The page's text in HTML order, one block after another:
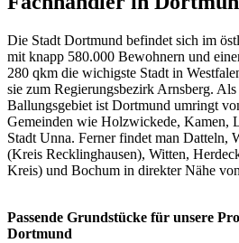
Die Stadt Dortmund befindet sich im
mit knapp 580.000 Bewohnern und
280 qkm die wichigste Stadt in
sie zum Regierungsbezirk Arnsberg.
Ballungsgebiet ist Dortmund umringt
Gemeinden wie Holzwickede, Kamen,
Stadt Unna. Ferner findet man Datteln,
(Kreis Recklinghausen), Witten,
Kreis) und Bochum in direkter Nähe
Passende Grundstücke für unsere
Dortmund